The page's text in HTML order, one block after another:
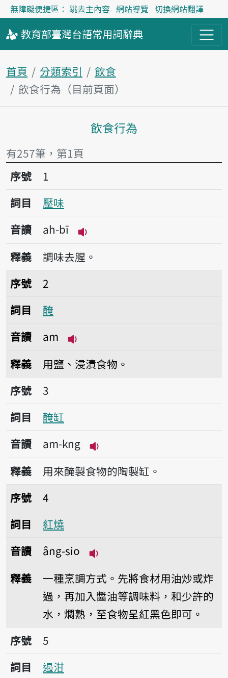
無障礙便捷區： 跳去主內容 網站導覽 切換網站翻譯
教育部臺灣台語常用詞辭典
首頁 分類索引
飲食
飲食行為（目前頁面）
主內容區塊
飲食行為
有257筆，第1頁
序號1壓味
序號
1
詞目
壓味
音讀
ah-bī
播放音讀ah-bī
釋義
調味去腥。
序號2醃
序號
2
詞目
醃
音讀
am
釋義
用鹽、浸漬食物。
序號3醃缸
序號
3
詞目
醃缸
音讀
am-kng
播放音讀am-kng
釋義
用來醃製食物的陶製缸。
序號4紅燒
序號
4
詞目
紅燒
音讀
âng-sio
釋義
一種烹調方式。先將食材用油炒或炸
過，再加入醬油等調味料，和少許的
水，燜熟，至食物呈紅黑色即可。
序號5遏泔
序號
5
詞目
遏泔